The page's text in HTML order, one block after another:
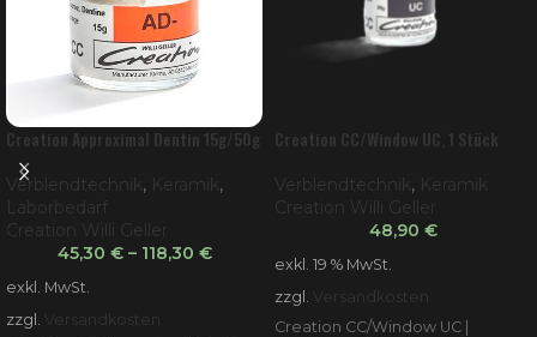
Creation Approximal Dentin 15g/50g
Verblendtechnik , Keramik ,
Laborbedarf
Creation Willi Geller
45,30 €– 118,30 €
exkl. MwSt.
zzgl.
Versandkosten
Creation CC/Window UC, 1 Stück
Verblendtechnik , Keramik
Creation Willi Geller
48,90 €
exkl. 19 % MwSt.
zzgl.
Versandkosten
Creation CC/Window UC |